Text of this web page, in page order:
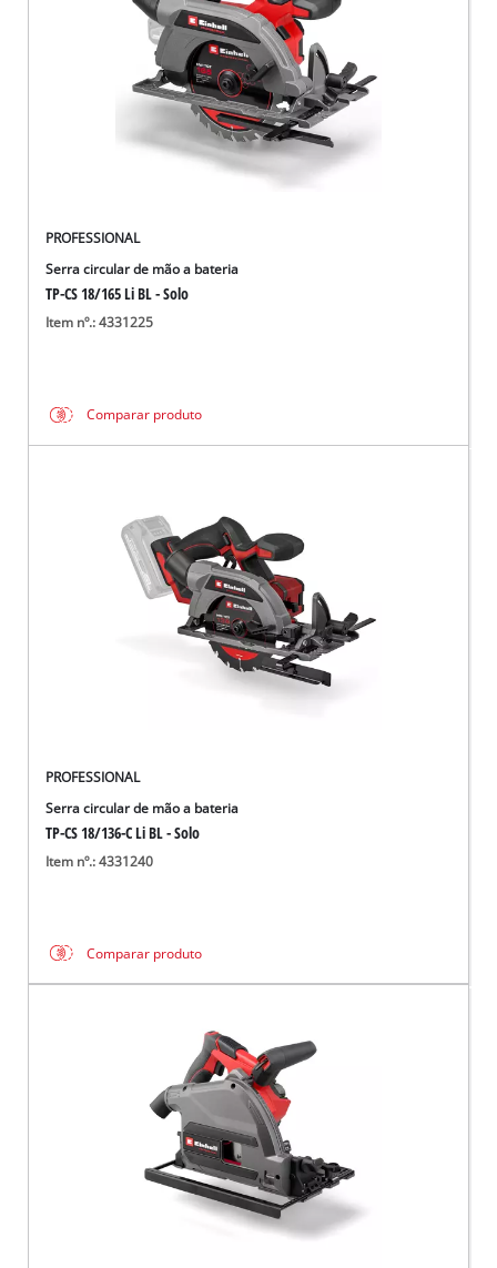
PROFESSIONAL
Serra circular de mão a bateria
TP-CS 18/165 Li BL - Solo
Item nº.: 4331225
Comparar produto
PROFESSIONAL
Serra circular de mão a bateria
TP-CS 18/136-C Li BL - Solo
Item nº.: 4331240
Comparar produto